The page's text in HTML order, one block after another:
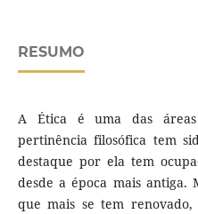
RESUMO
A Ética é uma das áreas
pertinência filosófica tem
destaque por ela tem
desde a época mais antiga.
que mais se tem